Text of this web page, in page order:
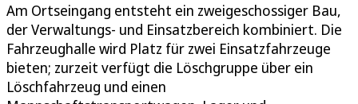
Am Ortseingang entsteht ein zweigeschossiger Bau,
der Verwaltungs- und Einsatzbereich kombiniert. Die
Fahrzeughalle wird Platz für zwei Einsatzfahrzeuge
bieten; zurzeit verfügt die Löschgruppe über ein
Löschfahrzeug und einen